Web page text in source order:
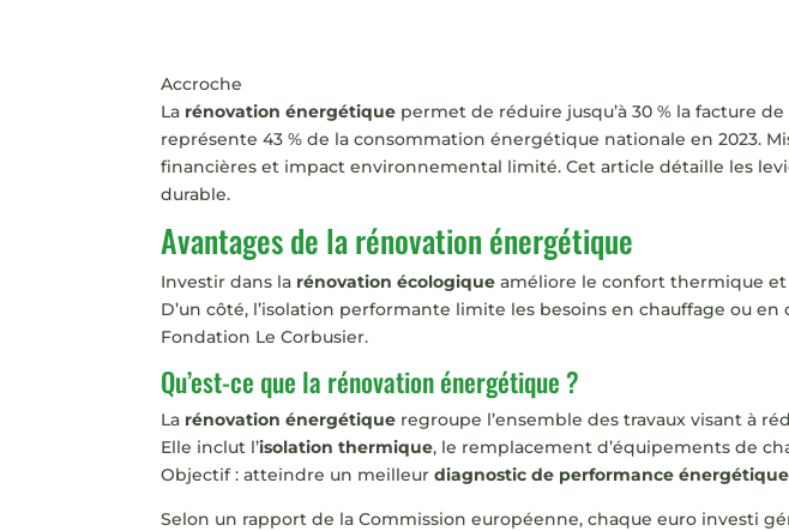
Accroche
La rénovation énergétique permet de réduire jusqu’à 30 % la facture
représente 43 % de la consommation énergétique nationale en 2023.
financières et impact environnemental limité. Cet article détaille les
durable.
Avantages de la rénovation énergétique
Investir dans la rénovation écologique améliore le confort thermique et
D’un côté, l’isolation performante limite les besoins en chauffage ou
Fondation Le Corbusier.
Qu’est-ce que la rénovation énergétique ?
La rénovation énergétique regroupe l’ensemble des travaux visant à
Elle inclut l’isolation thermique, le remplacement d’équipements de
Objectif : atteindre un meilleurdiagnostic de performance énergétique
Selon un rapport de la Commission européenne, chaque euro investi